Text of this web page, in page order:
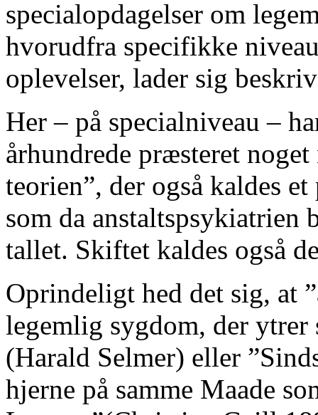
specialopdagelser om
hvorudfra specifikke
oplevelser, lader sig
Her – på specialniveau –
århundrede præsteret
teorien”, der også kaldes
som da anstaltspsykiatrien
tallet. Skiftet kaldes også
Oprindeligt hed det sig, at
legemlig sygdom, der
(Harald Selmer) eller
hjerne på samme Maade